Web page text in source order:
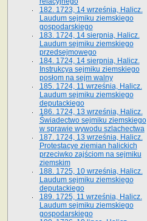
182. 1723, 14 września, Halicz.
Laudum sejmiku ziemskiego
gospodarskiego
183. 1724, 14 sierpnia, Halicz.
Laudum sejmiku ziemskiego
przedsejmowego
184. 1724, 14 sierpnia, Halicz.
Instrukcya sejmiku ziemskiego
posłom na sejm walny
185. 1724, 11 września, Halicz.
Laudum sejmiku ziemskiego
deputackiego
186. 1724, 13 września, Halicz.
Świadectwo sejmiku ziemskiego
w sprawie wywodu szlachectwa
187. 1724, 13 września, Halicz.
Protestacye ziemian halickich
przeciwko zajściom na sejmiku
ziemskim
188. 1725, 10 września, Halicz.
Laudum sejmiku ziemskiego
deputackiego
189. 1725, 11 września, Halicz.
Laudum sejmiku ziemskiego
gospodarskiego